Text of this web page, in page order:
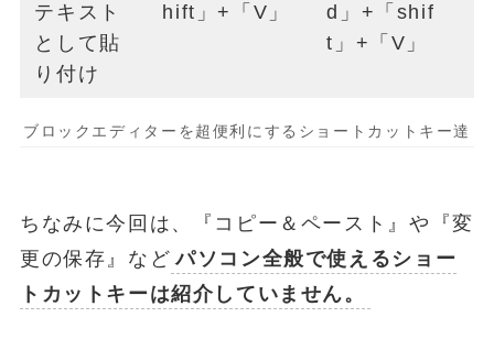
テキスト
として貼
り付け
hift」+「V」
d」+「shif
t」+「V」
ブロックエディターを超便利にするショートカットキー達
ちなみに今回は、『コピー＆ペースト』や『変
更の保存』など パソコン全般で使えるショー
トカットキーは紹介していません。